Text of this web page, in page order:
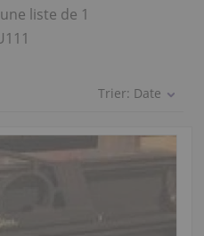
liste de 1
Trier: Date